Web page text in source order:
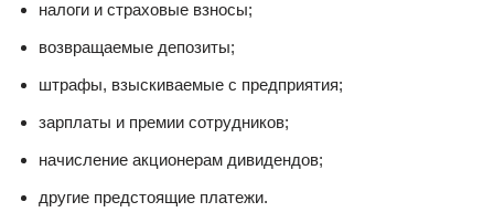
налоги и страховые взносы;
возвращаемые депозиты;
штрафы, взыскиваемые с предприятия;
зарплаты и премии сотрудников;
начисление акционерам дивидендов;
другие предстоящие платежи.